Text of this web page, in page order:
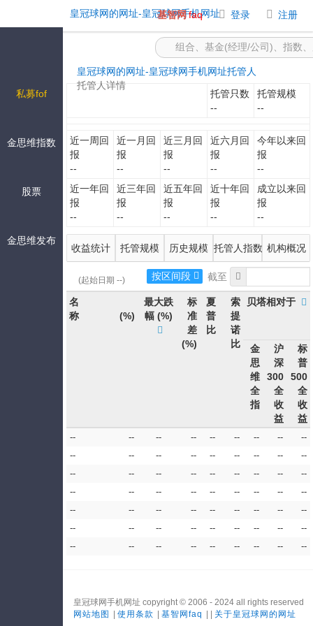
-皇冠球网的网址
私募fof
金思维指数
股票
金思维发布
皇冠球网的网址-皇冠球网手机网址
基智网faq 登录 注册
皇冠球网的网址-皇冠球网手机网址托管人
托管人详情
托管只数
--
托管规模
--
近一周回
报
--
近一月回
报
--
近三月回
报
--
近六月回
报
--
今年以来回
报
--
近一年回
报
--
近三年回
报
--
近五年回
报
--
近十年回
报
--
成立以来回
报
--
收益统计 托管规模 历史规模 托管人指数 机构概况
(起始日期 --) 按区间段
名
称
(%)
最大跌
幅(%)
标
准
差
(%)
夏
普
比
索
提
诺
比
贝塔相对于
金
思
维
全
指
沪
深
300
全
收
益
标
普
500
全
收
益
-- -- -- -- -- -- -- --
--
--
-- -- -- -- -- -- --
--
--
-- -- -- -- -- -- --
--
--
-- -- -- -- -- -- --
--
--
-- -- -- -- -- -- --
--
--
-- -- -- -- -- -- --
--
--
-- -- -- -- -- -- -- --
皇冠球网手机网址 copyright © 2006 - 2024 all rights reserved
网站地图
使用条款 基智网faq 关于皇冠球网的网址